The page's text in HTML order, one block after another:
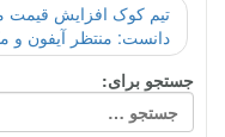
تیم کوک افزایش قیمت
دانست: منتظر آیفون و
جستجو برای: